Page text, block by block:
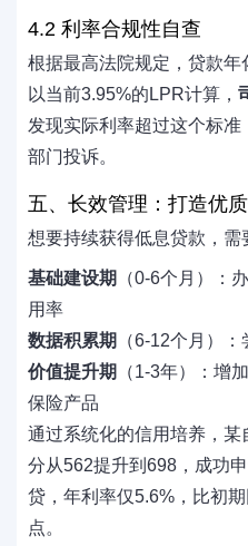
4.2 利率合规性自查
根据最高法院规定，贷款年
以当前3.95%的LPR计算，
发现实际利率超过这个标
部门投诉。
五、长效管理：打造优
想要持续获得低息贷款，需
基础建设期
（0-6个月）：
用率
数据积累期
（6-12个月）
价值提升期
（1-3年）：增
保险产品
通过系统化的信用培养，
分从562提升到698，成功
贷，年利率仅5.6%，比初
点。